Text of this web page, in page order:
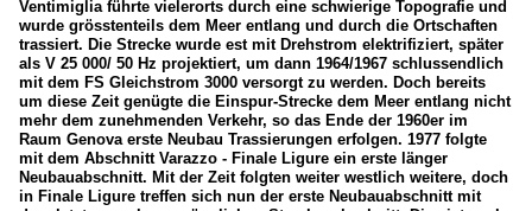
Ventimiglia führte vielerorts durch eine schwierige Topografie und
wurde grösstenteils dem Meer entlang und durch die Ortschaften
trassiert. Die Strecke wurde est mit Drehstrom elektrifiziert, später
als V 25 000/ 50 Hz projektiert, um dann 1964/1967 schlussendlich
mit dem FS Gleichstrom 3000 versorgt zu werden. Doch bereits
um diese Zeit genügte die Einspur-Strecke dem Meer entlang nicht
mehr dem zunehmenden Verkehr, so das Ende der 1960er im
Raum Genova erste Neubau Trassierungen erfolgen. 1977 folgte
mit dem Abschnitt Varazzo - Finale Ligure ein erste länger
Neubauabschnitt. Mit der Zeit folgten weiter westlich weitere, doch
in Finale Ligure treffen sich nun der erste Neubauabschnitt mit